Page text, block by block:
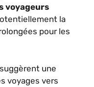
voyageurs
la
pour les
une
voyages vers